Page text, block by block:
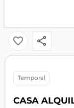
temporal
CASA